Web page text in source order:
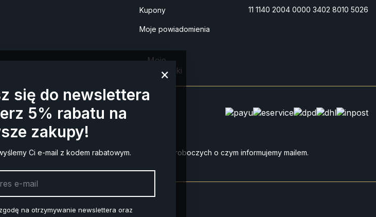
×
się do newslettera
5% rabatu na
zakupy!
Ci e-mail z kodem rabatowym.
na otrzymywanie newslettera oraz
Kupony
Moje powiadomienia
Moje
przesyłki
11 1140 2004 0000 3402 8010 5026
realizujemy w ciągu 24h*
na niektóre produkty należy poczekać do 4 dni roboczych o czym informujemy mailem.